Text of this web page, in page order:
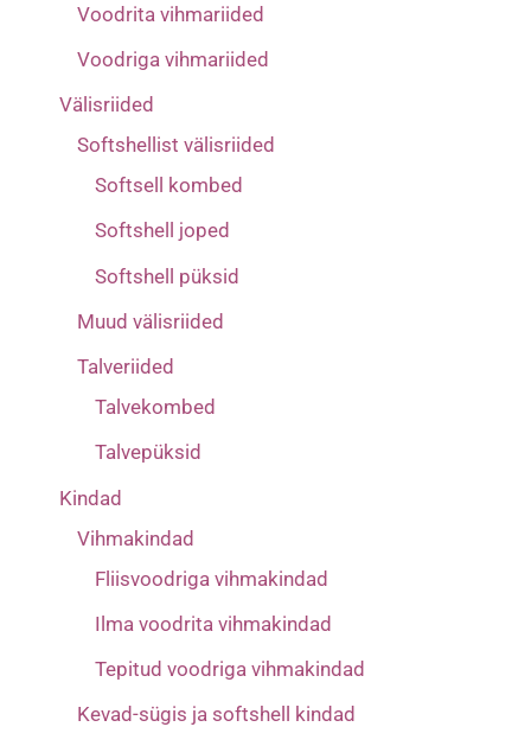
33 (3)
Voodrita vihmariided
Voodriga vihmariided
Välisriided
Softshellist välisriided
Softsell kombed
Softshell joped
Softshell püksid
Muud välisriided
Talveriided
Talvekombed
Talvepüksid
Kindad
Vihmakindad
Fliisvoodriga vihmakindad
Ilma voodrita vihmakindad
Tepitud voodriga vihmakindad
Kevad-sügis ja softshell kindad